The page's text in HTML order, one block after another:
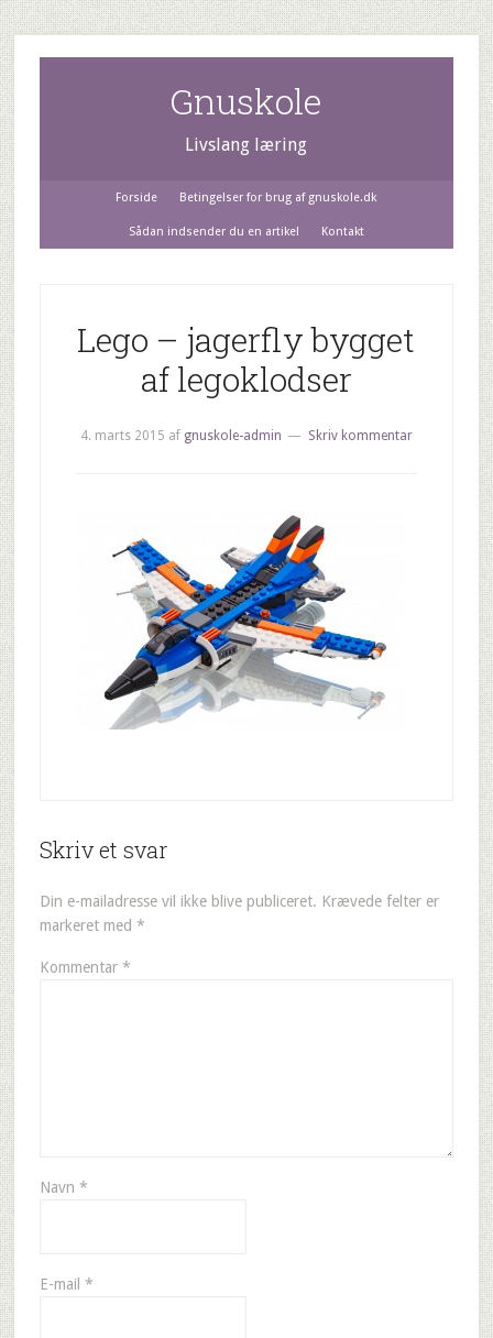
Gnuskole
Livslang læring
Forside Betingelser for brug af gnuskole.dk
Sådan indsender du en artikel Kontakt
Lego – jagerfly bygget
af legoklodser
4. marts 2015 af gnuskole-admin Skriv kommentar
Skriv et svar
Din e-mailadresse vil ikke blive publiceret. Krævede felter er
markeret med *
Kommentar *
Navn *
E-mail *